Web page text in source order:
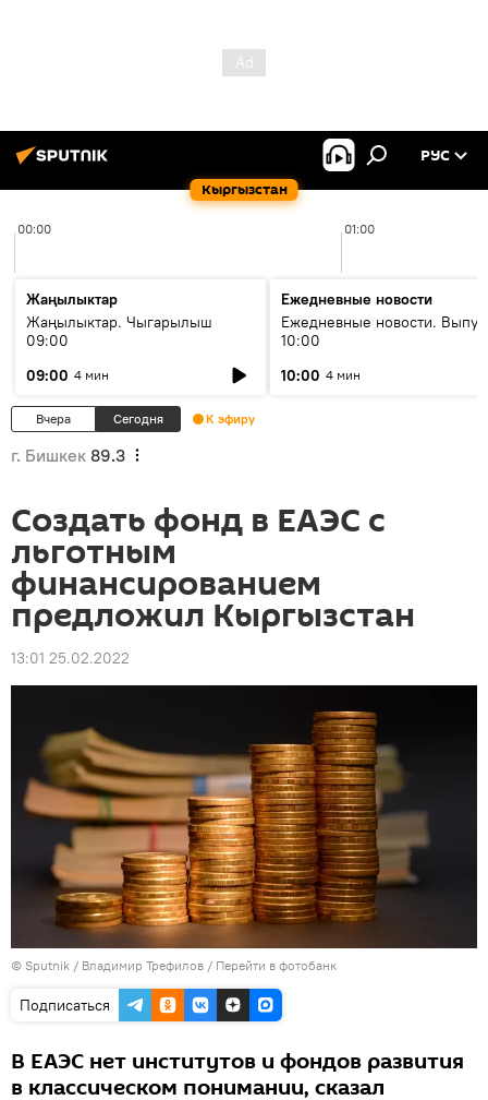
Кыргызстан
РУС
00:00 01:00
Жаңылыктар
Жаңылыктар. Чыгарылыш
09:00
09:00 4 мин
Ежедневные новости
Ежедневные новости.
10:00
10:00 4 мин
Вчера Сегодня К эфиру
г. Бишкек 89.3
Создать фонд в ЕАЭС с
льготным
финансированием
предложил Кыргызстан
13:01 25.02.2022
© Sputnik / Владимир Трефилов / Перейти в фотобанк
Подписаться
В ЕАЭС нет институтов и фондов развития
в классическом понимании, сказал